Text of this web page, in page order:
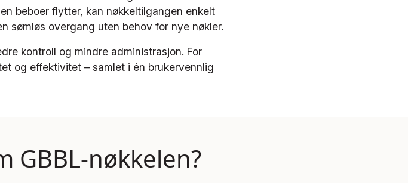
beboer flytter, kan nøkkeltilgangen enkelt
sømløs overgang uten behov for nye nøkler.
kontroll og mindre administrasjon. For
og effektivitet – samlet i én brukervennlig
GBBL-nøkkelen?